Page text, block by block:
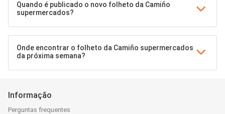
Quando é publicado o novo folheto da Camiño
supermercados?
Onde encontrar o folheto da Camiño supermercados
da próxima semana?
Informação
Perguntas frequentes